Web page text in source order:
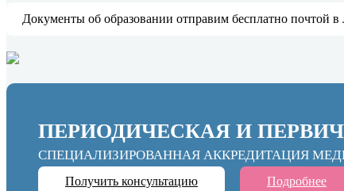
Документы об образовании отправим бесплатно почтой
ПЕРИОДИЧЕСКАЯ И
СПЕЦИАЛИЗИРОВАННАЯ АККРЕДИТАЦИЯ
Получить консультацию Подробнее